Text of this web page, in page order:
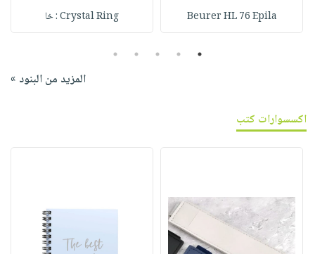
Beurer HL 76 Epila Crystal Ring : خا
1
2
3
4
5
المزيد من البنود »
اكسسوارات كتب